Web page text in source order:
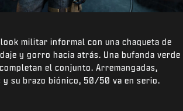
militar informal con una chaqueta de
y gorro hacia atrás. Una bufanda verde
el conjunto. Arremangadas,
y su brazo biónico, 50/50 va en serio.